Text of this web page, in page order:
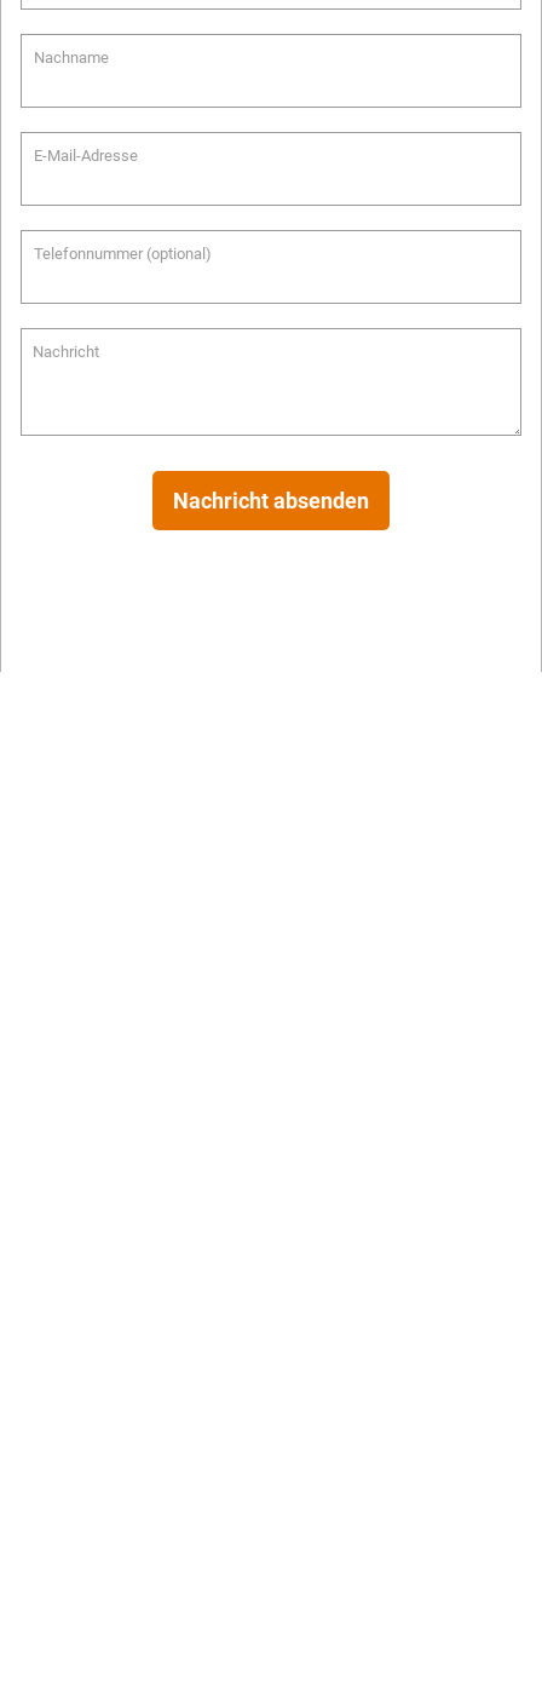
Nachname
E-Mail-Adresse
Telefonnummer (optional)
Nachricht
Nachricht absenden